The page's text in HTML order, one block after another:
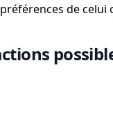
de celui
de coeurs